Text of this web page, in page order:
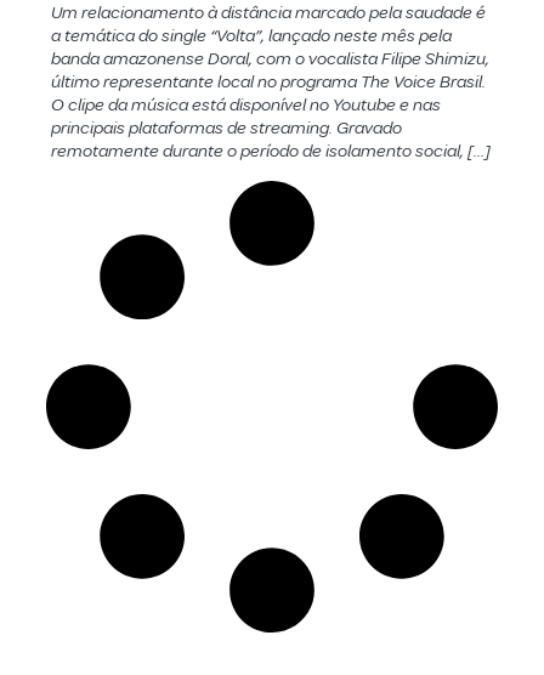
Um relacionamento à distância marcado pela saudade é
a temática do single “Volta”, lançado neste mês pela
banda amazonense Doral, com o vocalista Filipe Shimizu,
último representante local no programa The Voice Brasil.
O clipe da música está disponível no Youtube e nas
principais plataformas de streaming. Gravado
remotamente durante o período de isolamento social, […]